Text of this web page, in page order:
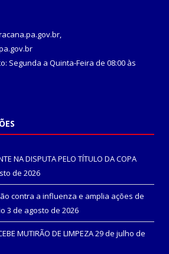
Segunda a Quinta-Feira de 08:00 às
NA DISPUTA PELO TÍTULO DA COPA
de 2026
contra a influenza e amplia ações de
3 de agosto de 2026
MUTIRÃO DE LIMPEZA29 de julho de